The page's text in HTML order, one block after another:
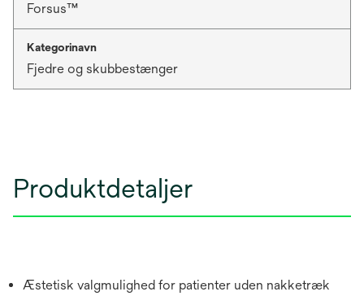
Forsus™
Kategorinavn
Fjedre og skubbestænger
Produktdetaljer
Æstetisk valgmulighed for patienter uden nakketræk